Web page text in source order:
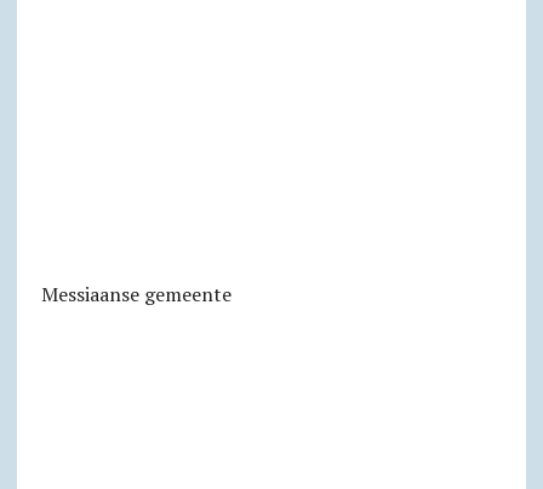
Messiaanse gemeente